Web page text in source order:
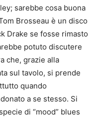
sarebbe cosa buona
Brosseau è un disco
Drake se fosse rimasto
potuto discutere
che, grazie alla
sul tavolo, si prende
quando
a se stesso. Si
di “mood” blues